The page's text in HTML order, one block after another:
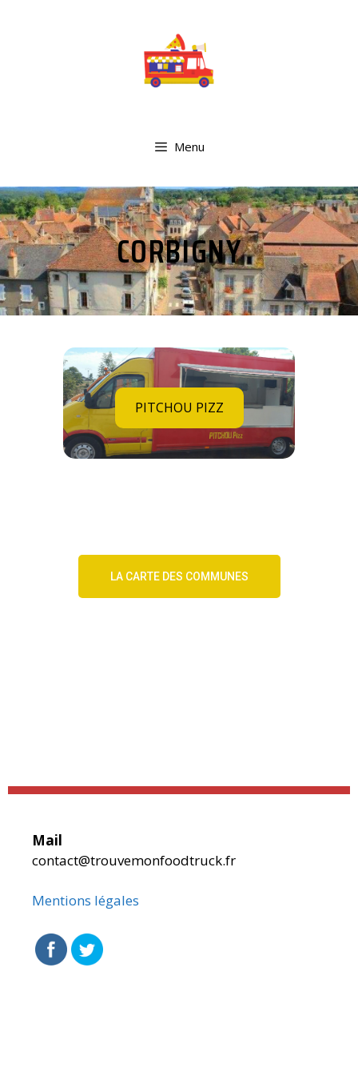
Menu
CORBIGNY
PITCHOU PIZZ
LA CARTE DES COMMUNES
Mail
contact@trouvemonfoodtruck.fr
Mentions légales